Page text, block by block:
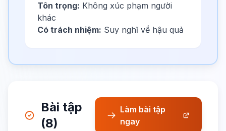
Tôn trọng: Không xúc phạm người
khác
Có trách nhiệm: Suy nghĩ về hậu quả
Bài tập
(8)
Làm bài tập
ngay